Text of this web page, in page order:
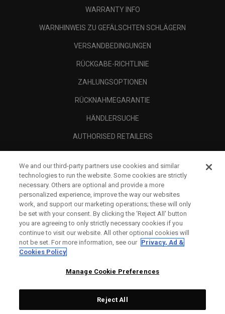
WARRANTY INFO
WARNHINWEIS ZU GEFÄLSCHTEN SCHLÄGERN
VERSANDBEDINGUNGEN
RÜCKGABE-RICHTLINIE
ZAHLUNGSOPTIONEN
RÜCKNAHMEGARANTIE
HÄNDLERSUCHE
AUTHORISED RETAILERS
UNTERNEHMENSPROFIL
RECHTLICHES-
We and our third-party partners use cookies and similar
technologies to run the website. Some cookies are strictly
necessary. Others are optional and provide a more
personalized experience, improve the way our websites
work, and support our marketing operations; these will only
be set with your consent. By clicking the ‘Reject All' button
you are agreeing to only strictly necessary cookies if you
continue to visit our website. All other optional cookies will
not be set. For more information, see our Privacy, Ad &
Cookies Policy
Manage Cookie Preferences
Reject All